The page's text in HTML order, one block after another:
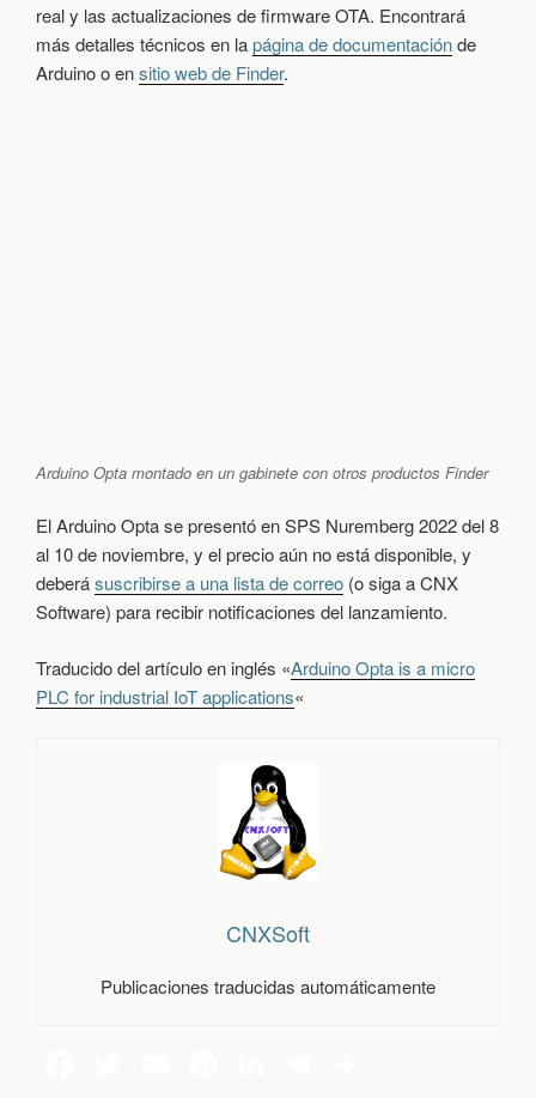
real y las actualizaciones de firmware OTA. Encontrará
más detalles técnicos en lapágina de documentaciónde
Arduino o ensitio web de Finder.
Arduino Opta montado en un gabinete con otros productos Finder
El Arduino Opta se presentó en SPS Nuremberg 2022 del 8
al 10 de noviembre, y el precio aún no está disponible, y
deberásuscribirse a una lista de correo (o siga a CNX
Software) para recibir notificaciones del lanzamiento.
Traducido del artículo en inglés «Arduino Opta is a micro
PLC for industrial IoT applications«
CNXSoft
Publicaciones traducidas automáticamente